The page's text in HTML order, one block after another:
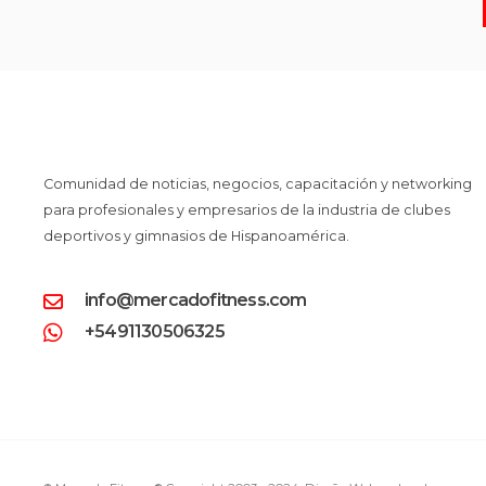
Comunidad de noticias, negocios, capacitación y networking
para profesionales y empresarios de la industria de clubes
deportivos y gimnasios de Hispanoamérica.
info@mercadofitness.com
+5491130506325